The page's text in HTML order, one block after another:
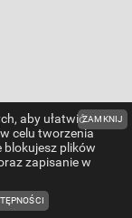
aby ułatwić
celu tworzenia
plików
zapisanie w
ZAMKNIJ